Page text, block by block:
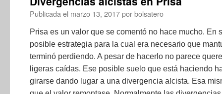
Publicada el marzo 13, 2017porbolsatero
Prisa es un valor que se comentó no hace mucho. En
posible estrategia para la cual era necesario que
terminó perdiendo. A pesar de hacerlo no parece
ligeras caídas. Ese posible suelo que está haciendo
girarse dando lugar a una divergencia alcista. Esa